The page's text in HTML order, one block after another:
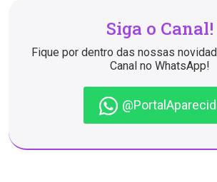
Siga o Canal!
Fique por dentro das nossas
Canal no WhatsApp!